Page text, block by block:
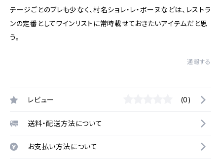
テージごとのブレも少なく、村名ショレ・レ・ボーヌなどは、レストラ
ンの定番としてワインリストに常時載せておきたいアイテムだと思
う。
通報する
レビュー (0)
送料・配送方法について
お支払い方法について